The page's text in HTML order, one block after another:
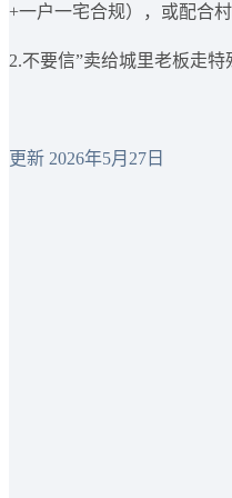
+一户一宅合规），或配合村
2.不要信”卖给城里老板走
更新 2026年5月27日